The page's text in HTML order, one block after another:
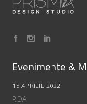
Evenimente &
15 APRILIE 2022
RIDA